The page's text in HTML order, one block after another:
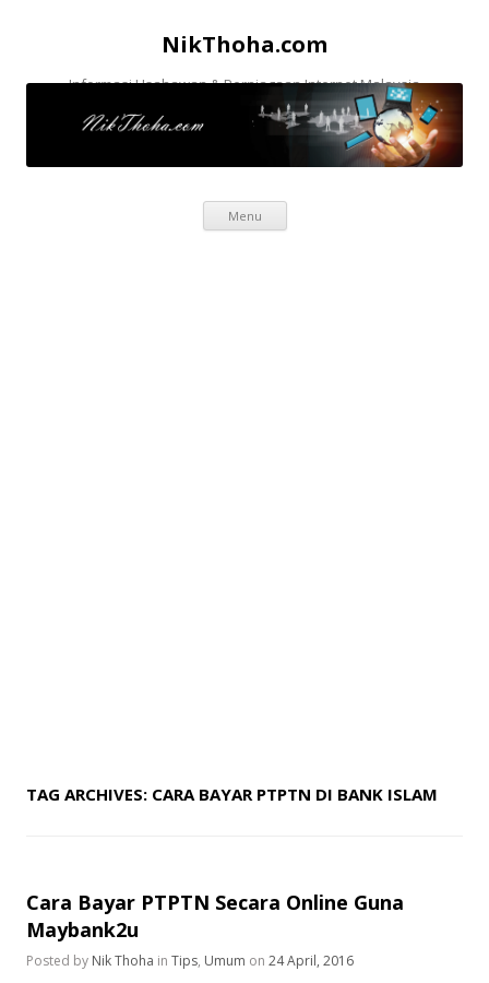
NikThoha.com
Informasi Usahawan & Perniagaan Internet Malaysia
Menu
Skip to content
TAG ARCHIVES: CARA BAYAR PTPTN DI BANK ISLAM
Cara Bayar PTPTN Secara Online Guna
Maybank2u
Posted by Nik Thoha in Tips, Umum on 24 April, 2016